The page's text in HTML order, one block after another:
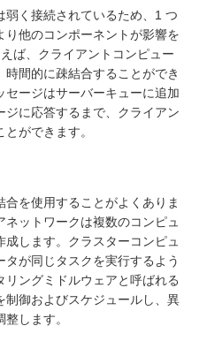
弱く接続されているため、1 つ
他のコンポーネントが影響を
ば、クライアントコンピュー
間的に疎結合することができ
セージはサーバーキューに追加
に応答するまで、クライアン
ができます。
を使用することがよくありま
ットワークは複数のコンピュ
します。クラスターコンピュ
が同じタスクを実行するよう
ングミドルウェアと呼ばれる
御およびスケジュールし、異
します。